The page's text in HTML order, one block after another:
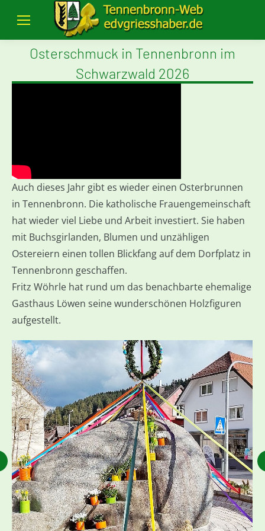
Osterschmuck in Tennenbronn im
Schwarzwald 2026
Auch dieses Jahr gibt es wieder einen Osterbrunnen
in Tennenbronn. Die katholische Frauengemeinschaft
hat wieder viel Liebe und Arbeit investiert. Sie haben
mit Buchsgirlanden, Blumen und unzähligen
Ostereiern einen tollen Blickfang auf dem Dorfplatz in
Tennenbronn geschaffen.
Fritz Wöhrle hat rund um das benachbarte ehemalige
Gasthaus Löwen seine wunderschönen Holzfiguren
aufgestellt.